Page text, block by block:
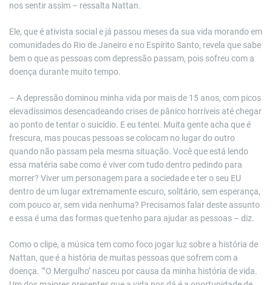
nos sentir assim – ressalta Nattan.
Ele, que é ativista social e já passou meses da sua vida morando em
comunidades do Rio de Janeiro e no Espírito Santo, revela que sabe
bem o que as pessoas com depressão passam, pois sofreu com a
doença durante muito tempo.
– A depressão dominou minha vida por mais de 15 anos, com picos
elevadíssimos desencadeando crises de pânico horríveis até chegar
ao ponto de tentar o suicídio. E eu tentei. Muita gente acha que é
frescura, mas poucas pessoas se colocam no lugar do outro
quando não passam pela mesma situação. Você que está lendo
essa matéria sabe como é viver com tudo dentro pedindo para
morrer? Viver um personagem para a sociedade e ter o seu EU
dentro de um lugar extremamente escuro, solitário, sem esperança,
com pouco ar, sem vida nenhuma? Precisamos falar deste assunto
e essa é uma das formas que tenho para ajudar as pessoas – diz.
Como o clipe, a música tem como foco jogar luz sobre a história de
Nattan, que é a história de muitas pessoas que sofrem com a
doença. “’O Mergulho’ nasceu por causa da minha história de vida.